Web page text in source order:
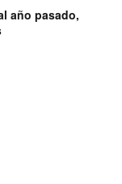
año pasado,